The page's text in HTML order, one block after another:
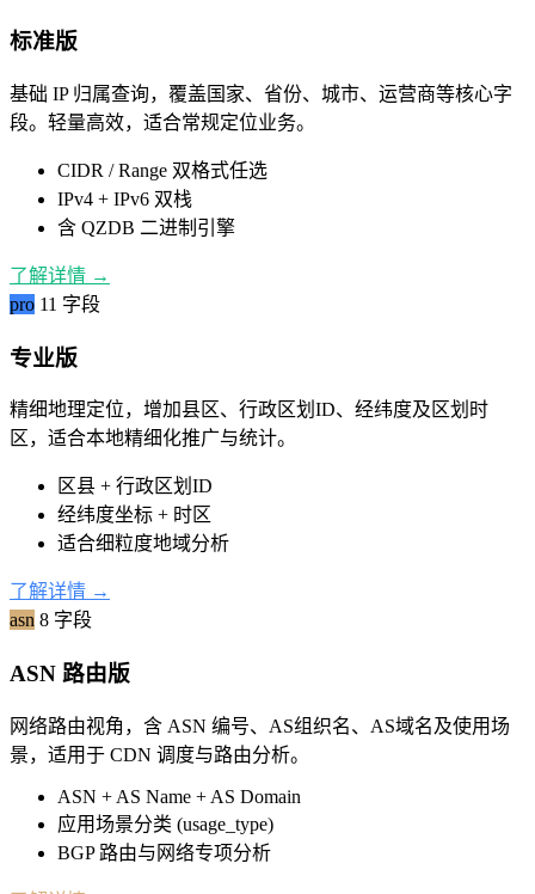
标准版
基础 IP 归属查询，覆盖国家、省份、城市、运营商等核心字
段。轻量高效，适合常规定位业务。
CIDR / Range 双格式任选
IPv4 + IPv6 双栈
含 QZDB 二进制引擎
了解详情 →
pro 11 字段
专业版
精细地理定位，增加县区、行政区划ID、经纬度及区划时
区，适合本地精细化推广与统计。
区县 + 行政区划ID
经纬度坐标 + 时区
适合细粒度地域分析
了解详情 →
asn 8 字段
ASN 路由版
网络路由视角，含 ASN 编号、AS组织名、AS域名及使用场
景，适用于 CDN 调度与路由分析。
ASN + AS Name + AS Domain
应用场景分类 (usage_type)
BGP 路由与网络专项分析